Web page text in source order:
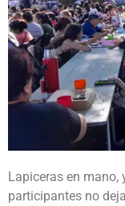
Lapiceras en mano,
participantes no